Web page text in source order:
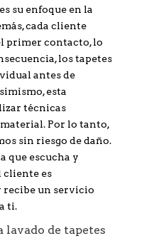
su enfoque en la
cada cliente
primer contacto, lo
los tapetes
antes de
esta
técnicas
Por lo tanto,
sin riesgo de daño.
que escucha y
cliente es
recibe un servicio
ti.
de tapetes